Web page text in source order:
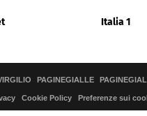
Italia 1
PAGINEGIALLE
Cookie Policy Preferenze sui